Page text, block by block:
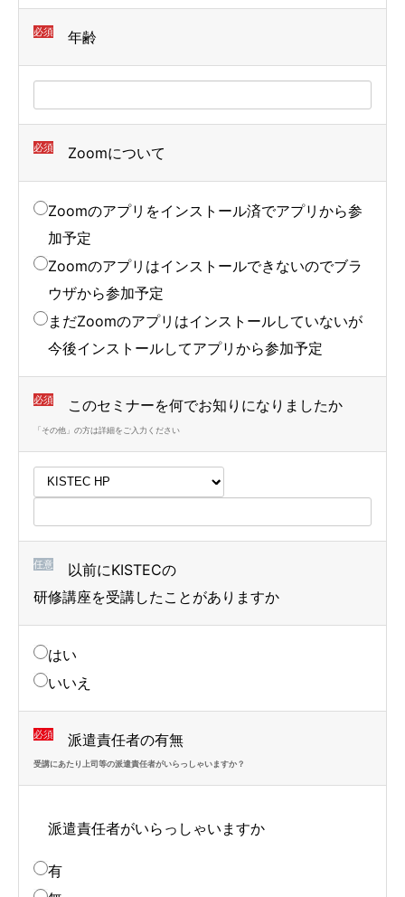
必須 年齢
必須 Zoomについて
Zoomのアプリをインストール済でアプリから参
加予定
Zoomのアプリはインストールできないのでブラ
ウザから参加予定
まだZoomのアプリはインストールしていないが
今後インストールしてアプリから参加予定
必須 このセミナーを何でお知りになりましたか
「その他」の方は詳細をご入力ください
任意
以前にKISTECの
研修講座を受講したことがありますか
はい
いいえ
必須 派遣責任者の有無
受講にあたり上司等の派遣責任者がいらっしゃいますか？
派遣責任者がいらっしゃいますか
有